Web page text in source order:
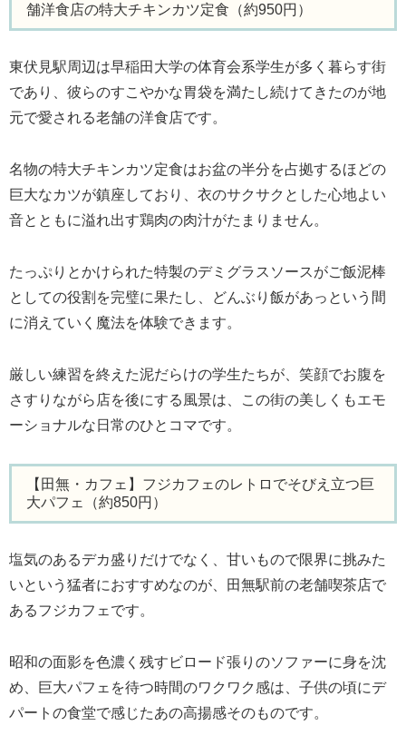
舗洋食店の特大チキンカツ定食（約950円）
東伏見駅周辺は早稲田大学の体育会系学生が多く暮らす街
であり、彼らのすこやかな胃袋を満たし続けてきたのが地
元で愛される老舗の洋食店です。
名物の特大チキンカツ定食はお盆の半分を占拠するほどの
巨大なカツが鎮座しており、衣のサクサクとした心地よい
音とともに溢れ出す鶏肉の肉汁がたまりません。
たっぷりとかけられた特製のデミグラスソースがご飯泥棒
としての役割を完璧に果たし、どんぶり飯があっという間
に消えていく魔法を体験できます。
厳しい練習を終えた泥だらけの学生たちが、笑顔でお腹を
さすりながら店を後にする風景は、この街の美しくもエモ
ーショナルな日常のひとコマです。
【田無・カフェ】フジカフェのレトロでそびえ立つ巨
大パフェ（約850円）
塩気のあるデカ盛りだけでなく、甘いもので限界に挑みた
いという猛者におすすめなのが、田無駅前の老舗喫茶店で
あるフジカフェです。
昭和の面影を色濃く残すビロード張りのソファーに身を沈
め、巨大パフェを待つ時間のワクワク感は、子供の頃にデ
パートの食堂で感じたあの高揚感そのものです。